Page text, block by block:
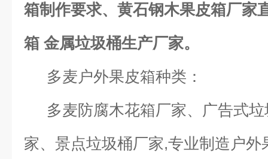
箱制作要求、黄石钢木果皮箱厂家
箱 金属垃圾桶生产厂家。
多麦户外果皮箱种类：
多麦防腐木花箱厂家、广告式
家、景点垃圾桶厂家,专业制造户